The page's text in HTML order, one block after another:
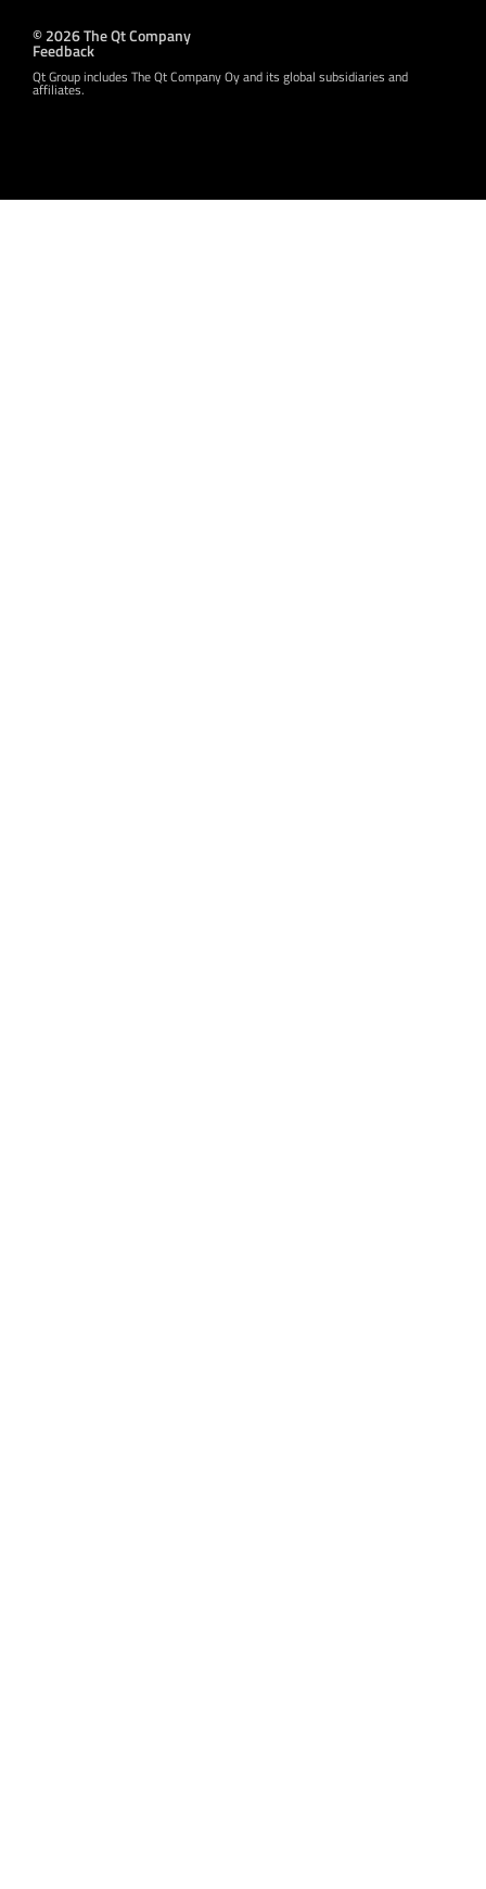
© 2026 The Qt Company
Feedback
Qt Group includes The Qt Company Oy and its global subsidiaries and
affiliates.